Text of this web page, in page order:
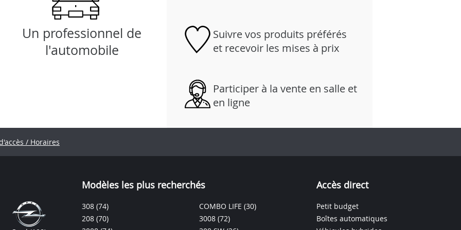
Un professionnel de
l'automobile
Suivre vos produits préférés
et recevoir les mises à prix
Participer à la vente en salle et
en ligne
/ Horaires
Modèles les plus recherchés
308 (74)
208 (70)
COMBO LIFE (30)
3008 (72)
Accès direct
Petit budget
Boîtes automatiques